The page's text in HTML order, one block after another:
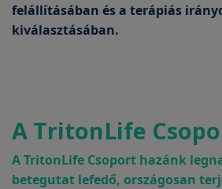
felállításában és a terápiás
kiválasztásában.
A TritonLife
A TritonLife Csoport hazánk
betegutat lefedő, országosan